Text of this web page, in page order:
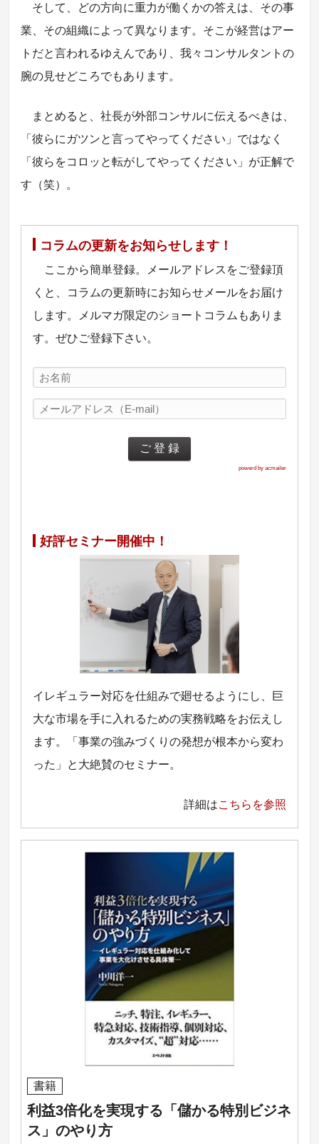
そして、どの方向に重力が働くかの答えは、その事
業、その組織によって異なります。そこが経営はアー
トだと言われるゆえんであり、我々コンサルタントの
腕の見せどころでもあります。
まとめると、社長が外部コンサルに伝えるべきは、
「彼らにガツンと言ってやってください」ではなく
「彼らをコロッと転がしてやってください」が正解で
す（笑）。
コラムの更新をお知らせします！
ここから簡単登録。メールアドレスをご登録頂
くと、コラムの更新時にお知らせメールをお届け
します。メルマガ限定のショートコラムもありま
す。ぜひご登録下さい。
powerd by acmailer
好評セミナー開催中！
イレギュラー対応を仕組みで廻せるようにし、巨
大な市場を手に入れるための実務戦略をお伝えし
ます。「事業の強みづくりの発想が根本から変わ
った」と大絶賛のセミナー。
詳細はこちらを参照
書籍
利益3倍化を実現する「儲かる特別ビジネ
ス」のやり方